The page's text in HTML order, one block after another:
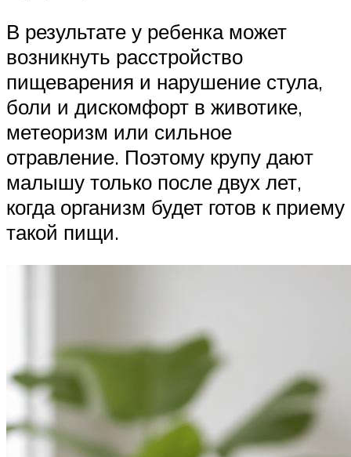
В результате у ребенка может
возникнуть расстройство
пищеварения и нарушение стула,
боли и дискомфорт в животике,
метеоризм или сильное
отравление. Поэтому крупу дают
малышу только после двух лет,
когда организм будет готов к приему
такой пищи.